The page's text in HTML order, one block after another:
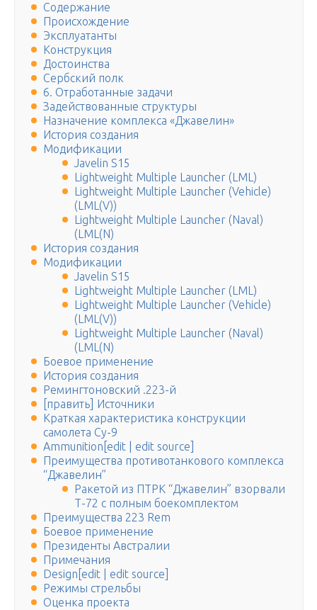
Содержание
Происхождение
Эксплуатанты
Конструкция
Достоинства
Сербский полк
6. Отработанные задачи
Задействованные структуры
Назначение комплекса «Джавелин»
История создания
Модификации
Javelin S15
Lightweight Multiple Launcher (LML)
Lightweight Multiple Launcher (Vehicle)
(LML(V))
Lightweight Multiple Launcher (Naval)
(LML(N)
История создания
Модификации
Javelin S15
Lightweight Multiple Launcher (LML)
Lightweight Multiple Launcher (Vehicle)
(LML(V))
Lightweight Multiple Launcher (Naval)
(LML(N)
Боевое применение
История создания
Ремингтоновский .223-й
[править] Источники
Краткая характеристика конструкции
самолета Су-9
Ammunition[edit | edit source]
Преимущества противотанкового комплекса
“Джавелин”
Ракетой из ПТРК “Джавелин” взорвали
Т-72 с полным боекомплектом
Преимущества 223 Rem
Боевое применение
Президенты Австралии
Примечания
Design[edit | edit source]
Режимы стрельбы
Оценка проекта